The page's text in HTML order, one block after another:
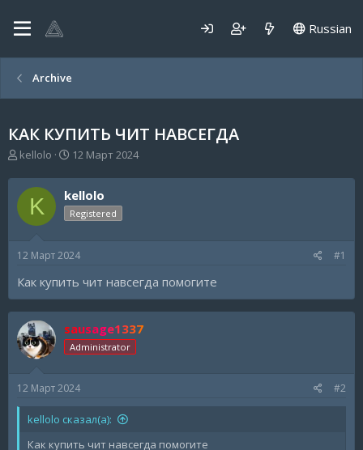
Russian
Archive
КАК КУПИТЬ ЧИТ НАВСЕГДА
А
т
о
р
м
kellolo
Д
т
а
н
а
а
12 Март 2024
K kellolo
Registered
12 Март 2024 #1
Как купить чит навсегда помогите
sausage1337
Administrator
12 Март 2024 #2
kellolo сказал(а):
Как купить чит навсегда помогите